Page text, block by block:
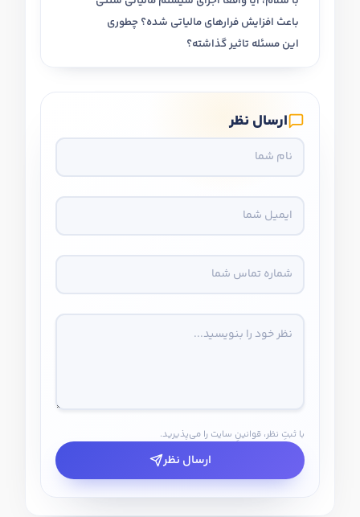
باعث افزایش فرارهای مالیاتی شده؟ چطوری
این مسئله تاثیر گذاشته؟
ارسال نظر
با ثبتِ نظر، قوانینِ سایت را می‌پذیرید.
ارسال نظر